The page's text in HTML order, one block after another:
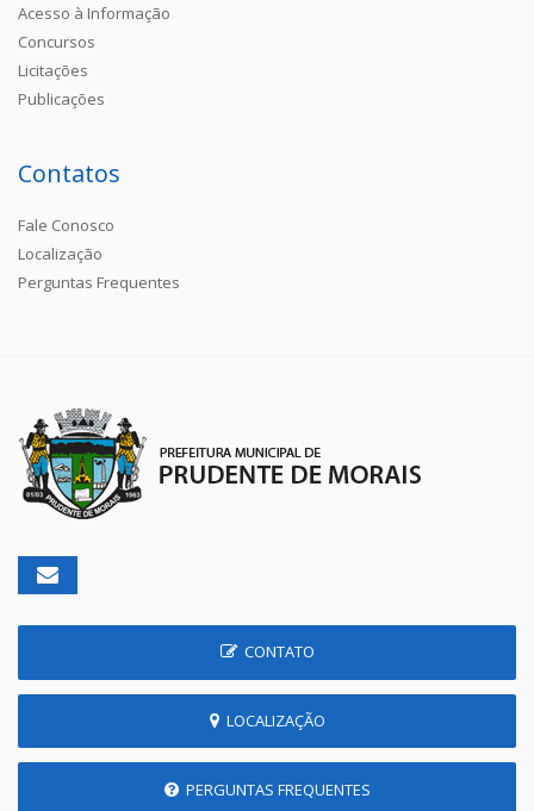
Acesso à Informação
Concursos
Licitações
Publicações
Contatos
Fale Conosco
Localização
Perguntas Frequentes
CONTATO
LOCALIZAÇÃO
PERGUNTAS FREQUENTES